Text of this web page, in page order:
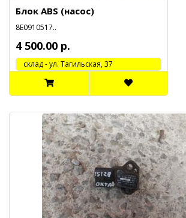
Блок ABS (насос)
8E0910517..
4 500.00 р.
cклад - ул. Тагильская, 37